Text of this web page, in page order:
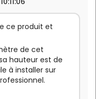
ce produit et
de cet
hauteur est de
à installer sur